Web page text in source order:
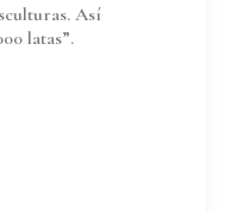
Así
latas”.